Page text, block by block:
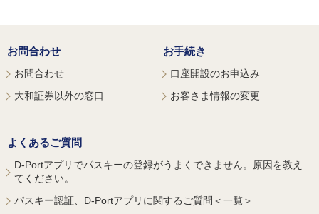
お問合わせ
お問合わせ
大和証券以外の窓口
お手続き
口座開設のお申込み
お客さま情報の変更
よくあるご質問
D-Portアプリでパスキーの登録がうまくできません。原因を教え
てください。
パスキー認証、D-Portアプリに関するご質問＜一覧＞